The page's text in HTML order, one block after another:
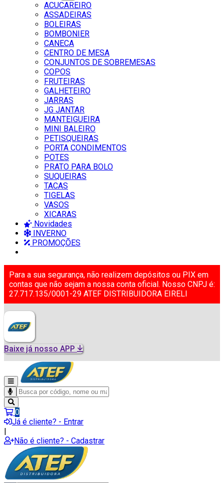
ACUCAREIRO
ASSADEIRAS
BOLEIRAS
BOMBONIER
CANECA
CENTRO DE MESA
CONJUNTOS DE SOBREMESAS
COPOS
FRUTEIRAS
GALHETEIRO
JARRAS
JG JANTAR
MANTEIGUEIRA
MINI BALEIRO
PETISQUEIRAS
PORTA CONDIMENTOS
POTES
PRATO PARA BOLO
SUQUEIRAS
TACAS
TIGELAS
VASOS
XICARAS
Novidades
INVERNO
PROMOÇÕES
Para a sua segurança, não realizem depósitos ou PIX em
contas que não sejam a nossa conta oficial. Nosso CNPJ é:
27.717.135/0001-29 ATEF DISTRIBUIDORA EIRELI
Baixe já nosso APP
0
Já é cliente? - Entrar
|
Não é cliente? - Cadastrar